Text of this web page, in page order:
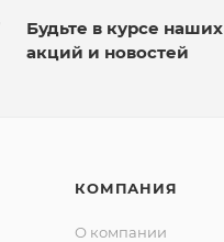
Будьте в курсе наших
акций и новостей
КОМПАНИЯ
О компании